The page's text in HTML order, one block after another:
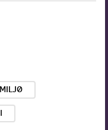
MILJØ